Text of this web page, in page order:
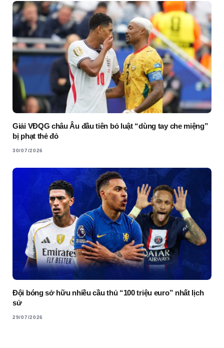
Giải VĐQG châu Âu đầu tiên bỏ luật “dùng tay che miệng”
bị phạt thẻ đỏ
30/07/2026
Đội bóng sở hữu nhiều cầu thủ “100 triệu euro” nhất lịch
sử
29/07/2026